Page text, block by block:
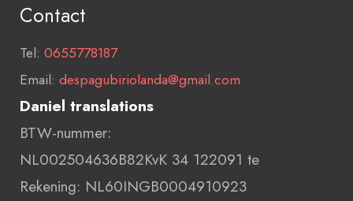
Contact
Tel: 0655778187
Email: despagubiriolanda@gmail.com
Daniel translations
BTW-nummer:
NL002504636B82KvK 34 122091 te
Rekening: NL60INGB0004910923